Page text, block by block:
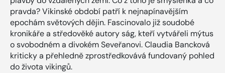
pravda? Vikinské období patří k nejnapínavějším
epochám světových dějin. Fascinovalo již soudobé
kronikáře a středověké autory ság, kteří vytvářeli mýtus
o svobodném a divokém Seveřanovi. Claudia Bancková
kriticky a přehledně zprostředkovává fundovaný pohled
do života vikingů.